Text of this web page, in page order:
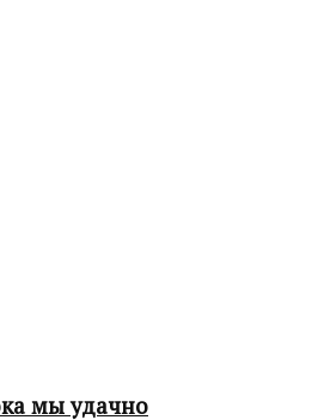
мы удачно